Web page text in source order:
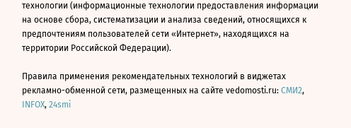
технологии (информационные технологии предоставления информации
на основе сбора, систематизации и анализа сведений, относящихся к
предпочтениям пользователей сети «Интернет», находящихся на
территории Российской Федерации).
Правила применения рекомендательных технологий в виджетах
рекламно-обменной сети, размещенных на сайте vedomosti.ru: СМИ2,
INFOX, 24smi